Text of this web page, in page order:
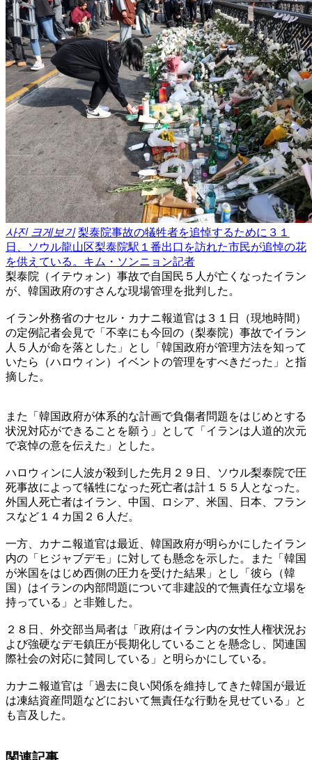
사진 크게보기 梨泰院事故の犠牲者を追悼するために３１
日、ソウル龍山区梨泰院駅１番出口を訪れた市民が追悼の花
を供えている。キム・ソンニョン記者
梨泰院（イテウォン）事故で自国民５人が亡くなったイラン
が、韓国政府のすさんな現場管理を批判した。
イラン外務省のナセル・カナニ報道官は３１日（現地時間）
の定例記者会見で「不幸にも今回の（梨泰院）事故でイラン
人５人が命を落とした」とし「韓国政府が管理方法を知って
いたら（ハロウィン）イベントの管理をすべきだった」と指
摘した。
また「韓国政府が体系的な計画で負傷者問題をはじめとする
状況対応ができることを願う」として「イランは人道的次元
で哀悼の意を伝えた」とした。
ハロウィンに人波が殺到した先月２９日、ソウル梨泰院で圧
死事故によって犠牲になった死亡者は計１５５人となった。
外国人死亡者はイラン、中国、ロシア、米国、日本、フラン
スなど１４カ国２６人だ。
一方、カナニ報道官は最近、韓国政府が明らかにしたイラン
内の「ヒジャブデモ」に対しても懸念を示した。また「韓国
が米国をはじめ西側の圧力を受けた結果」とし「彼ら（韓
国）はイランの内部問題について非建設的で無責任な立場を
持っている」と非難した。
２８日、外交部当局者は「政府はイラン内の女性人権状況お
よび強硬なデモ鎮圧が長期化していることを懸念し、関連国
際社会の対応に賛同している」と明らかにしている。
カナニ報道官は「過去に良い関係を維持してきた韓国が最近
は凍結資産問題などにおいて無責任な行動を見せている」と
も言及した。